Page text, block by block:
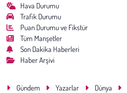
Hava Durumu
Trafik Durumu
Puan Durumu ve Fikstür
Tüm Manşetler
Son Dakika Haberleri
Haber Arşivi
Gündem Yazarlar Dünya